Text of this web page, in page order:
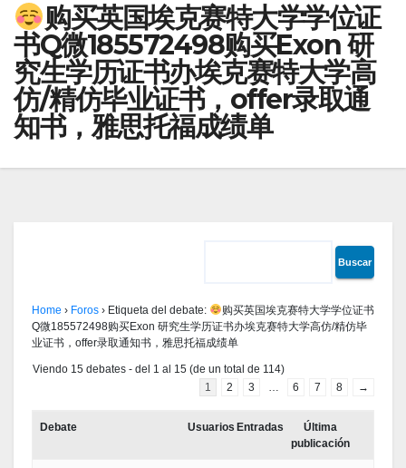
购买英国埃克赛特大学学位证
书Q微185572498购买Exon 研
究生学历证书办埃克赛特大学高
仿/精仿毕业证书，offer录取通
知书，雅思托福成绩单
Home › Foros › Etiqueta del debate:
购买英国埃克赛特大学学位证书
Q微185572498购买Exon 研究生学历证书办埃克赛特大学高仿/精仿毕
业证书，offer录取通知书，雅思托福成绩单
Viendo 15 debates - del 1 al 15 (de un total de 114)
1
2 3 … 6 7 8 →
Debate Usuarios Entradas
Última
publicación